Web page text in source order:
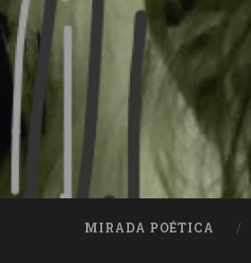
Skip
to
content
Search
MIRADA POÉTICA